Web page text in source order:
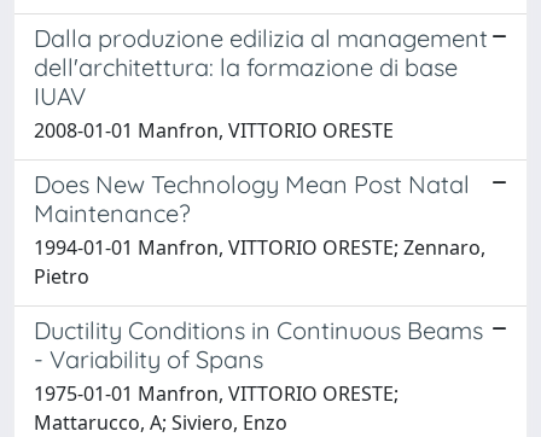
Dalla produzione edilizia al management
dell'architettura: la formazione di base
IUAV
2008-01-01 Manfron, VITTORIO ORESTE
Does New Technology Mean Post Natal
Maintenance?
1994-01-01 Manfron, VITTORIO ORESTE; Zennaro,
Pietro
Ductility Conditions in Continuous Beams
- Variability of Spans
1975-01-01 Manfron, VITTORIO ORESTE;
Mattarucco, A; Siviero, Enzo